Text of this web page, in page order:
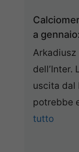
a
dell’Inter.
uscita dal
potrebbe
tutto